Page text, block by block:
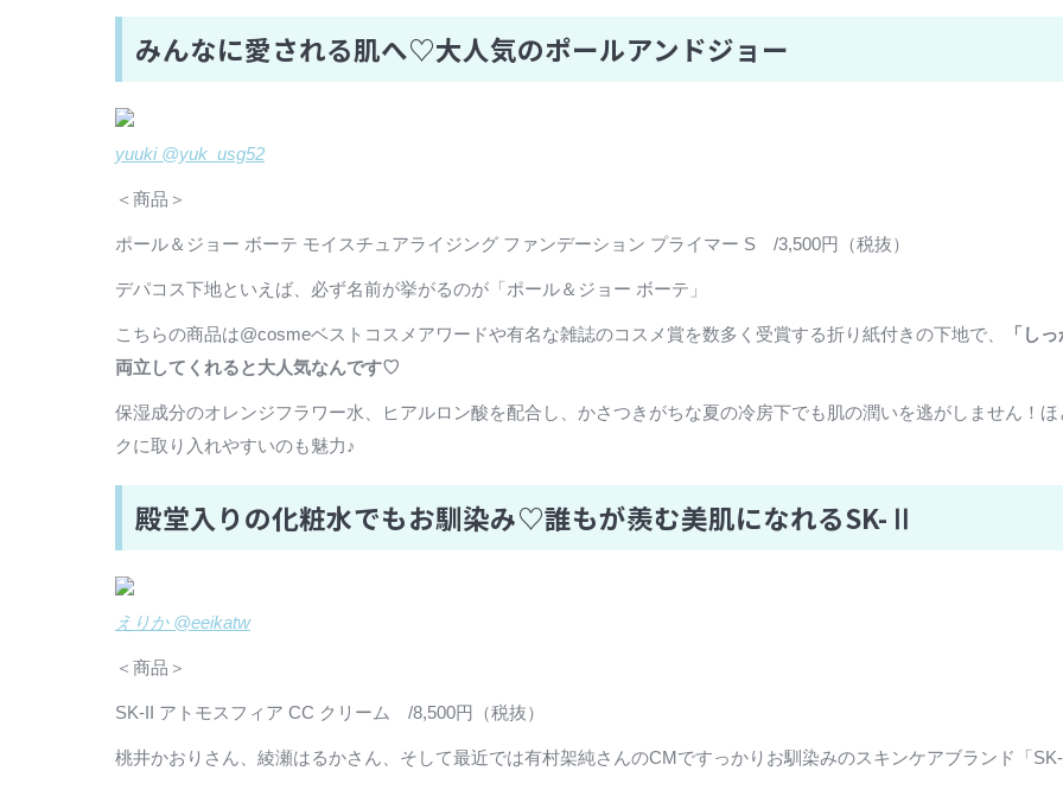
みんなに愛される肌へ♡大人気のポールアンドジョー
yuuki @yuk_usg52
＜商品＞
ポール＆ジョー ボーテ モイスチュアライジング ファンデーション プライマー S /3,500円（税抜）
デパコス下地といえば、必ず名前が挙がるのが「ポール＆ジョー ボーテ」
こちらの商品は@cosmeベストコスメアワードや有名な雑誌のコスメ賞を数多く受賞する折り紙付きの下地で、
「し
両立してくれると大人気なんです♡
保湿成分のオレンジフラワー水、ヒアルロン酸を配合し、かさつきがちな夏の冷房下でも肌の潤いを逃がしません！
クに取り入れやすいのも魅力♪
殿堂入りの化粧水でもお馴染み♡誰もが羨む美肌になれるSK-Ⅱ
えりか @eeikatw
＜商品＞
SK-II アトモスフィア CC クリーム /8,500円（税抜）
桃井かおりさん、綾瀬はるかさん、そして最近では有村架純さんのCMですっかりお馴染みのスキンケアブランド「